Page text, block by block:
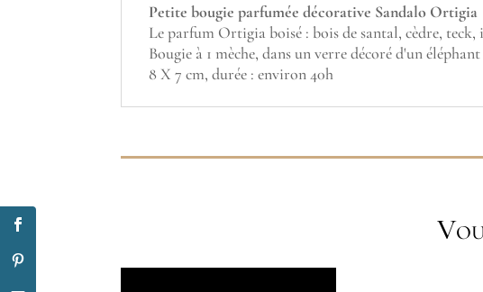
Petite bougie parfumée décorative Sandalo Ortigia
Le parfum Ortigia boisé : bois de santal, cèdre, teck,
Bougie à 1 mèche, dans un verre décoré d'un
8 X 7 cm, durée : environ 40h